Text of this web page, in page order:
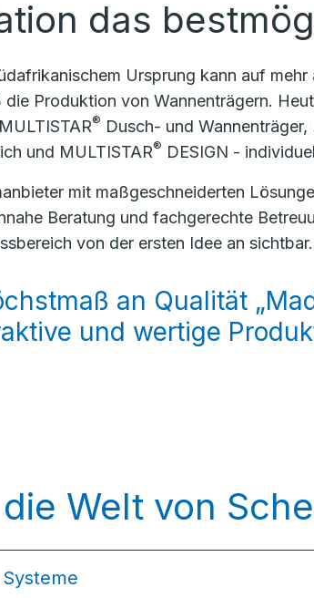
das
Ursprung kann auf
die Produktion von Wannenträgern.
® Dusch- und Wannenträger,
und MULTISTAR® DESIGN -
mit maßgeschneiderten
Beratung und fachgerechte
von der ersten Idee an sichtbar.
an Qualität
und wertige
Welt von